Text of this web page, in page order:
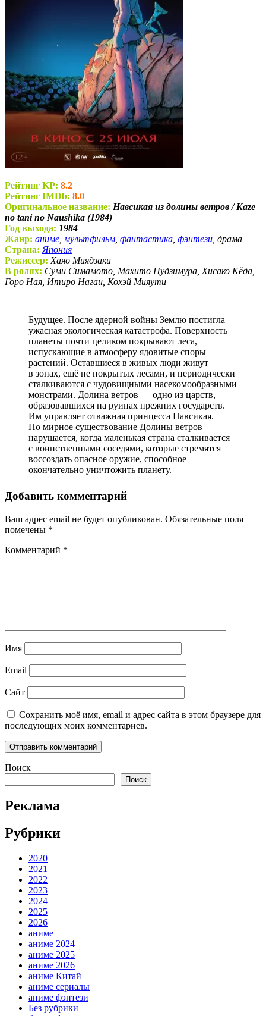
Рейтинг KP: 8.2
Рейтинг IMDb: 8.0
Оригинальное название: Навсикая из долины ветров / Kaze
no tani no Naushika (1984)
Год выхода: 1984
Жанр: аниме мультфильм фантастика фэнтези , драма
Страна: Япония
Режиссер: Хаяо Миядзаки
В ролях: Суми Симамото, Махито Цудзимура, Хисако Кёда,
Горо Ная, Итиро Нагаи, Кохэй Мияути
Будущее. После ядерной войны Землю постигла
ужасная экологическая катастрофа. Поверхность
планеты почти целиком покрывают леса,
испускающие в атмосферу ядовитые споры
растений. Оставшиеся в живых люди живут
в зонах, ещё не покрытых лесами, и периодически
сталкиваются с чудовищными насекомообразными
монстрами. Долина ветров — одно из царств,
образовавшихся на руинах прежних государств.
Им управляет отважная принцесса Навсикая.
Но мирное существование Долины ветров
нарушается, когда маленькая страна сталкивается
с воинственными соседями, которые стремятся
воссоздать опасное оружие, способное
окончательно уничтожить планету.
Добавить комментарий
Ваш адрес email не будет опубликован. Обязательные поля
помечены *
Комментарий *
Имя
Email
Сайт
Сохранить моё имя, email и адрес сайта в этом браузере для
последующих моих комментариев.
Поиск
Поиск
Реклама
Рубрики
2020
2021
2022
2023
2024
2025
2026
аниме
аниме 2024
аниме 2025
аниме 2026
аниме Китай
аниме сериалы
аниме фэнтези
Без рубрики